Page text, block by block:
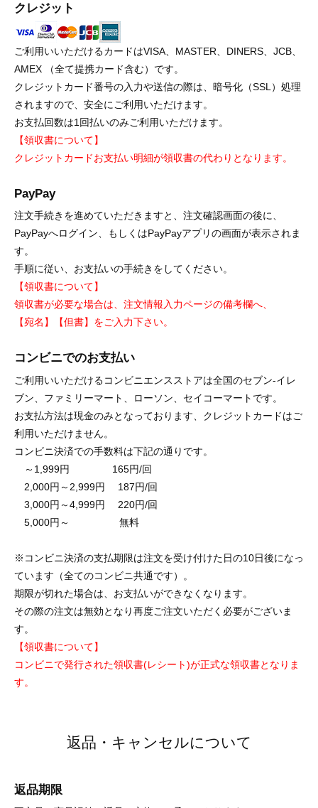
クレジット
ご利用いいただけるカードはVISA、MASTER、DINERS、JCB、
AMEX （全て提携カード含む）です。
クレジットカード番号の入力や送信の際は、暗号化（SSL）処理
されますので、安全にご利用いただけます。
お支払回数は1回払いのみご利用いただけます。
【領収書について】
クレジットカードお支払い明細が領収書の代わりとなります。
PayPay
注文手続きを進めていただきますと、注文確認画面の後に、
PayPayへログイン、もしくはPayPayアプリの画面が表示されま
す。
手順に従い、お支払いの手続きをしてください。
【領収書について】
領収書が必要な場合は、注文情報入力ページの備考欄へ、
【宛名】【但書】をご入力下さい。
コンビニでのお支払い
ご利用いいただけるコンビニエンスストアは全国のセブン-イレ
ブン、ファミリーマート、ローソン、セイコーマートです。
お支払方法は現金のみとなっております、クレジットカードはご
利用いただけません。
コンビニ決済での手数料は下記の通りです。
～1,999円 165円/回
2,000円～2,999円 187円/回
3,000円～4,999円 220円/回
5,000円～ 無料
※コンビニ決済の支払期限は注文を受け付けた日の10日後になっ
ています（全てのコンビニ共通です）。
期限が切れた場合は、お支払いができなくなります。
その際の注文は無効となり再度ご注文いただく必要がございま
す。
【領収書について】
コンビニで発行された領収書(レシート)が正式な領収書となりま
す。
返品・キャンセルについて
返品期限